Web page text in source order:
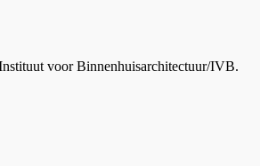
voor Binnenhuisarchitectuur/IVB.